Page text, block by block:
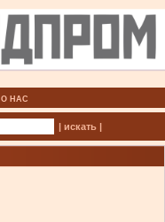
О НАС
| искать |